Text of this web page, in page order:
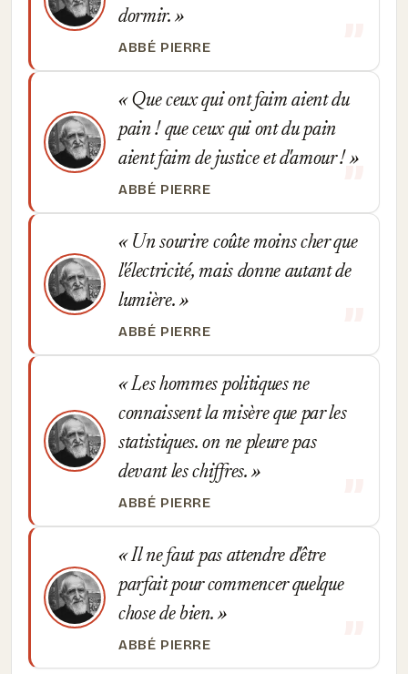
dormir.
ABBÉ PIERRE
Que ceux qui ont faim aient du
pain ! que ceux qui ont du pain
aient faim de justice et d'amour !
ABBÉ PIERRE
Un sourire coûte moins cher que
l'électricité, mais donne autant de
lumière.
ABBÉ PIERRE
Les hommes politiques ne
connaissent la misère que par les
statistiques. on ne pleure pas
devant les chiffres.
ABBÉ PIERRE
Il ne faut pas attendre d'être
parfait pour commencer quelque
chose de bien.
ABBÉ PIERRE